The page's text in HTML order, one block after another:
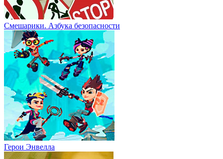
Смешарики. Азбука безопасности
Герои Энвелла